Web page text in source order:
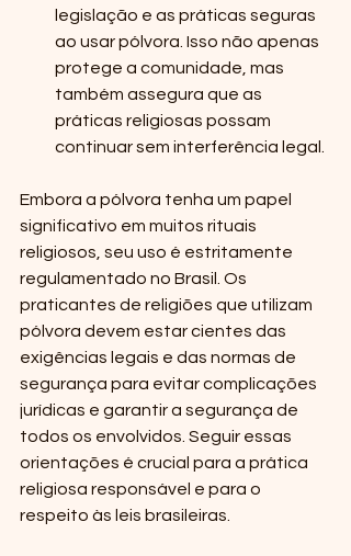
legislação e as práticas seguras
ao usar pólvora. Isso não apenas
protege a comunidade, mas
também assegura que as
práticas religiosas possam
continuar sem interferência legal.
Embora a pólvora tenha um papel
significativo em muitos rituais
religiosos, seu uso é estritamente
regulamentado no Brasil. Os
praticantes de religiões que utilizam
pólvora devem estar cientes das
exigências legais e das normas de
segurança para evitar complicações
jurídicas e garantir a segurança de
todos os envolvidos. Seguir essas
orientações é crucial para a prática
religiosa responsável e para o
respeito às leis brasileiras.